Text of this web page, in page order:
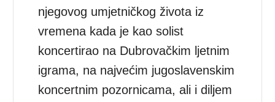
njegovog umjetničkog života iz
vremena kada je kao solist
koncertirao na Dubrovačkim ljetnim
igrama, na najvećim jugoslavenskim
koncertnim pozornicama, ali i diljem